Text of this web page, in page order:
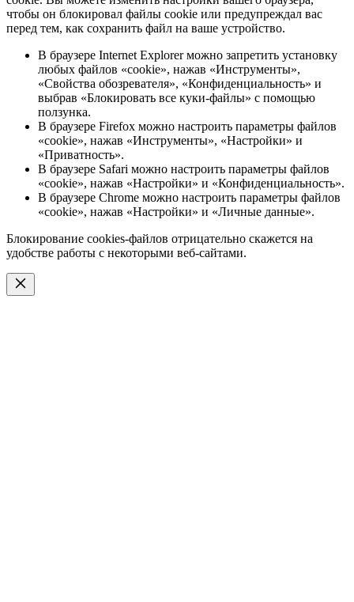
чтобы он блокировал файлы cookie или предупреждал вас
перед тем, как сохранить файл на ваше устройство.
В браузере Internet Explorer можно запретить установку
любых файлов «cookie», нажав «Инструменты»,
«Свойства обозревателя», «Конфиденциальность» и
выбрав «Блокировать все куки-файлы» с помощью
ползунка.
В браузере Firefox можно настроить параметры файлов
«cookie», нажав «Инструменты», «Настройки» и
«Приватность».
В браузере Safari можно настроить параметры файлов
«cookie», нажав «Настройки» и «Конфиденциальность».
В браузере Chrome можно настроить параметры файлов
«cookie», нажав «Настройки» и «Личные данные».
Блокирование cookies-файлов отрицательно скажется на
удобстве работы с некоторыми веб-сайтами.